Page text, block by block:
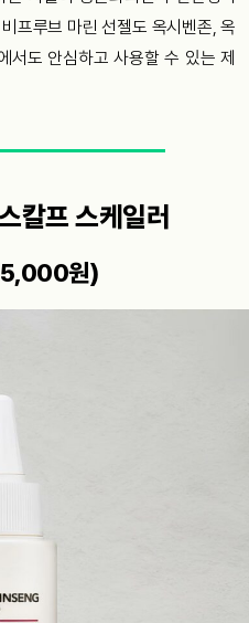
프루브 마린 선젤도 옥시벤존, 옥
서도 안심하고 사용할 수 있는 제
칼프 스케일러
원)